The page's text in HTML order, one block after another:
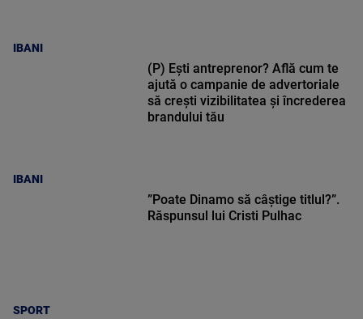
IBANI
IBANI
(P) Ești antreprenor? Află cum te
ajută o campanie de advertoriale
să crești vizibilitatea și încrederea
brandului tău
SPORT
”Poate Dinamo să câștige titlul?”.
Răspunsul lui Cristi Pulhac